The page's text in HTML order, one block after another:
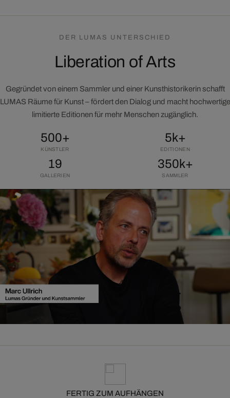
DER LUMAS UNTERSCHIED
Liberation of Arts
Gegründet von einem Sammler und einer Kunsthistorikerin schafft
LUMAS Räume für Kunst – fördert den Dialog und macht hochwertige
limitierte Editionen für mehr Menschen zugänglich.
500+
KÜNSTLER
5k+
EDITIONEN
19
GALLERIEN
350k+
SAMMLER
FERTIG ZUM AUFHÄNGEN